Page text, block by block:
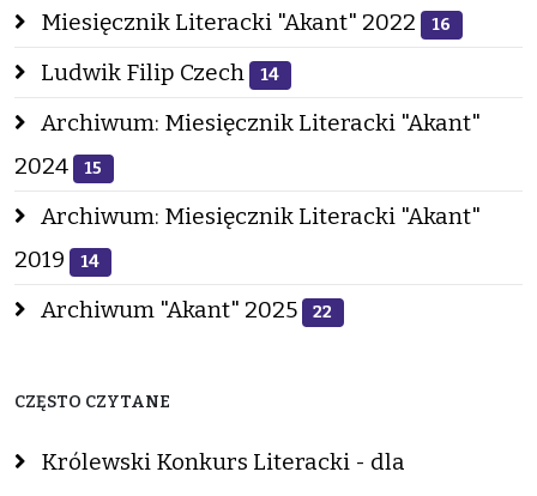
Miesięcznik Literacki "Akant" 2022 16
Ludwik Filip Czech 14
Archiwum: Miesięcznik Literacki "Akant"
2024
15
Archiwum: Miesięcznik Literacki "Akant"
2019
14
Archiwum "Akant" 2025 22
CZĘSTO CZYTANE
Królewski Konkurs Literacki - dla